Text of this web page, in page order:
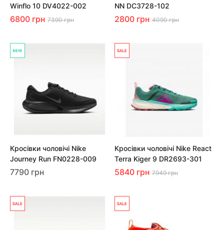
Winflo 10 DV4022-002
6800 грн 7390 грн
NN DC3728-102
2800 грн 4090 грн
Кросівки чоловічі Nike
Journey Run FN0228-009
7790 грн
Кросівки чоловічі Nike React
Terra Kiger 9 DR2693-301
5840 грн 7949 грн